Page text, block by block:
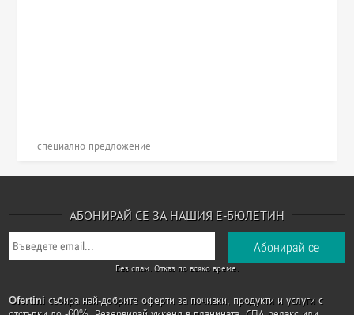
специално предложение
АБОНИРАЙ СЕ ЗА НАШИЯ Е-БЮЛЕТИН
Без спам. Отказ по всяко време.
Ofertini събира най-добрите оферти за почивки, продукти и услуги с